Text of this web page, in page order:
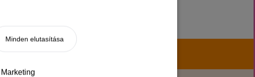
Minden elutasítása
Marketing
hírekről, akciókról!